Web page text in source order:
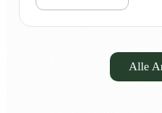
Alle